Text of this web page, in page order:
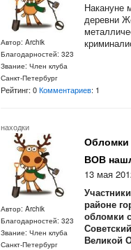
Автор: Archik
Благодарностей: 323
Звание: Член клуба
Санкт-Петербург
Накануне
деревни
Рейтинг: 0Комментариев: 1
находки
Автор: Archik
Благодарностей: 323
Звание: Член клуба
Санкт-Петербург
Обломки
ВОВ
13 мая
районе
обломки
Великой